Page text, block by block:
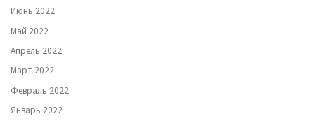
Июнь 2022
Май 2022
Апрель 2022
Март 2022
Февраль 2022
Январь 2022